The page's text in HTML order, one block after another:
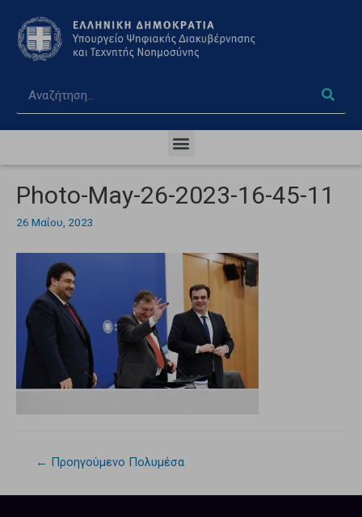
Photo-May-26-2023-16-45-11
26 Μαΐου, 2023
← Προηγούμενο Πολυμέσα